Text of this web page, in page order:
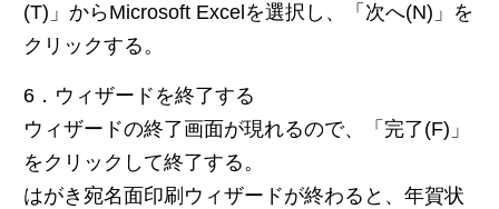
(T)」からMicrosoft Excelを選択し、「次へ(N)」を
クリックする。
6．ウィザードを終了する
ウィザードの終了画面が現れるので、「完了(F)」
をクリックして終了する。
はがき宛名面印刷ウィザードが終わると、年賀状